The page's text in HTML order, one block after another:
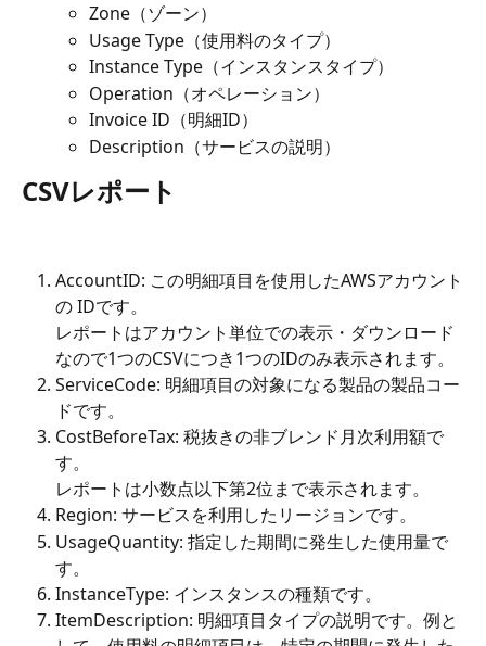
Zone（ゾーン）
Usage Type（使用料のタイプ）
Instance Type（インスタンスタイプ）
Operation（オペレーション）
Invoice ID（明細ID）
Description（サービスの説明）
CSVレポート
AccountID: この明細項目を使用したAWSアカウント
の IDです。
レポートはアカウント単位での表示・ダウンロード
なので1つのCSVにつき1つのIDのみ表示されます。
ServiceCode: 明細項目の対象になる製品の製品コー
ドです。
CostBeforeTax: 税抜きの非ブレンド月次利用額で
す。
レポートは小数点以下第2位まで表示されます。
Region: サービスを利用したリージョンです。
UsageQuantity: 指定した期間に発生した使用量で
す。
InstanceType: インスタンスの種類です。
ItemDescription: 明細項目タイプの説明です。例と